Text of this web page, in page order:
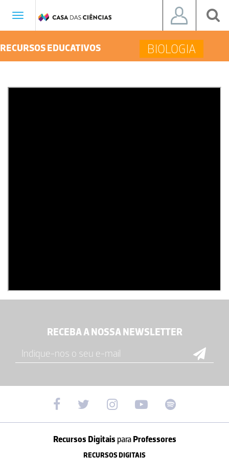
Toggle
RECURSOS EDUCATIVOS BIOLOGIA
RECEBA A NOSSA NEWSLETTER
Recursos Digitais paraProfessores
RECURSOS DIGITAIS